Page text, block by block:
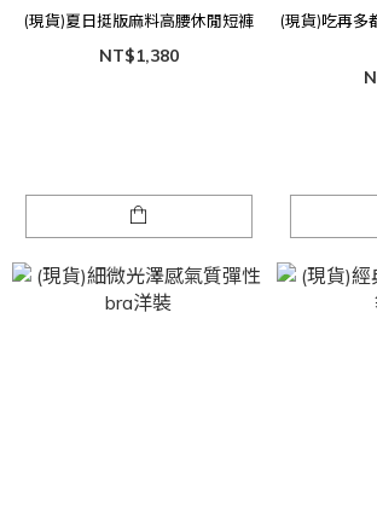
(現貨)夏日挺版麻料高腰休閒短褲
NT$1,380
(現貨)吃再多